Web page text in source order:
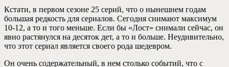
Кстати, в первом сезоне 25 серий, что о нынешнем годам
большая редкость для сериалов. Сегодня снимают максимум
10-12, а то и того меньше. Если бы «Лост» снимали сейчас, он
явно растянулся на десяток дет, а то и больше. Неудивительно,
что этот сериал является своего рода шедевром.
Он очень содержательный, в нем столько событий, что с